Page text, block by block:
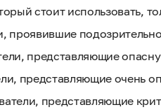
стоит использовать,
проявившие
представляющие
представляющие очень
представляющие